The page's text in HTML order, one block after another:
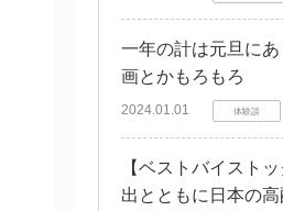
一年の計は元旦に
画とかもろもろ
2024.01.01 体験談
【ベストバイスト
出とともに日本の高